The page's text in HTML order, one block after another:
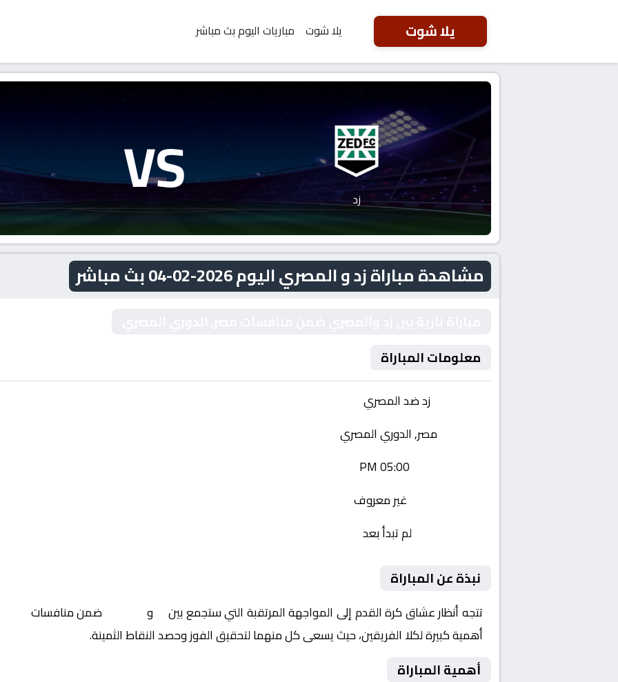
يلا شوت يلا شوت مباريات اليوم بث مباشر
زد VS
مشاهدة مباراة زد و المصري اليوم 2026-02-04 بث مباشر
معلومات المباراة
زد ضد المصري
مصر, الدوري المصري
غير معروف
لم تبدأ بعد
نبذة عن المباراة
تتجه أنظار عشاق كرة القدم إلى المواجهة المرتقبة التي ستجمع بين و ضمن منافسات
أهمية كبيرة لكلا الفريقين، حيث يسعى كل منهما لتحقيق الفوز وحصد النقاط الثمينة.
أهمية المباراة